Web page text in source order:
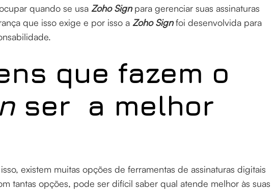
quando se usa Zoho Signpara gerenciar suas assinaturas
que isso exige e por isso a Zoho Sign foi desenvolvida para
que fazem o
ser a melhor
existem muitas opções de ferramentas de assinaturas digitais
tantas opções, pode ser difícil saber qual atende melhor às suas